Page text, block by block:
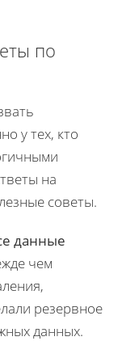
по
у тех, кто
на
советы.
данные
чем
резервное
данных.